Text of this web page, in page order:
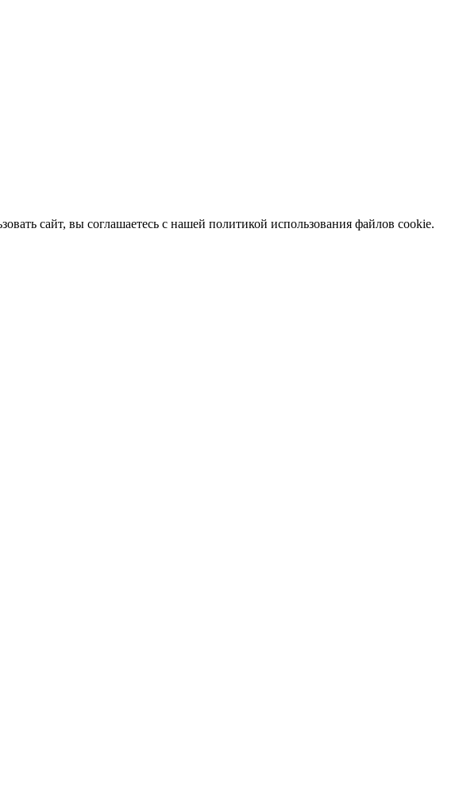
сайт, вы соглашаетесь с нашей политикой использования файлов cookie.